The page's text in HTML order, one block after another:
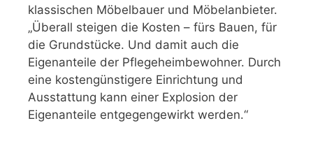
klassischen Möbelbauer und Möbelanbieter.
„Überall steigen die Kosten – fürs Bauen, für
die Grundstücke. Und damit auch die
Eigenanteile der Pflegeheimbewohner. Durch
eine kostengünstigere Einrichtung und
Ausstattung kann einer Explosion der
Eigenanteile entgegengewirkt werden.“